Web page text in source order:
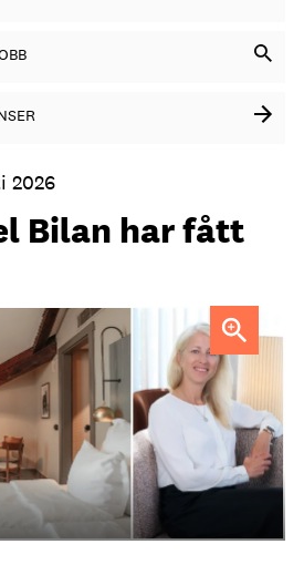
2026
Bilan har fått
Manager på Home Hotel